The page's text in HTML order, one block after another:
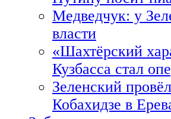
Медведчук: у
власти
«Шахтёрский
Кузбасса стал
Зеленский
Кобахидзе в